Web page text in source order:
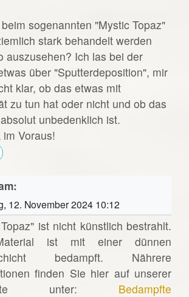
sogenannten "Mystic Topaz"
stark behandelt werden
auszusehen? Ich las bei der
über "Sputterdeposition", mir
klar, ob das etwas mit
zu tun hat oder nicht und ob das
unbedenklich ist.
Voraus!
12. November 2024 10:12
ist nicht künstlich bestrahlt.
ist mit einer dünnen
bedampft. Nährere
finden Sie hier auf unserer
unter: Bedampfte